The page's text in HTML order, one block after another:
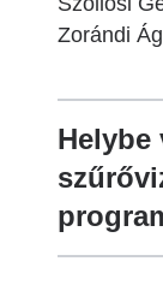
Zorándi
Helybe